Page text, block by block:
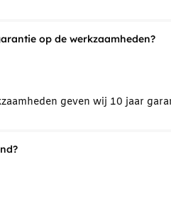
op de werkzaamheden?
geven wij 10 jaar